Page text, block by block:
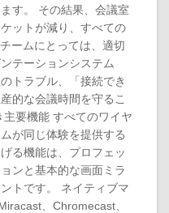
す。 その結果、会議室
ットが減り、すべての
ームにとっては、適切
テーションシステム
トラブル、「接続でき
的な会議時間を守るこ
要機能 すべてのワイヤ
が同じ体験を提供する
る機能は、プロフェッ
ンと基本的な画面ミラ
トです。 ネイティブマ
、Chromecast、